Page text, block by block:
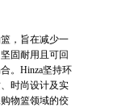
，旨在减少一
固耐用且可回
。Hinza坚持环
时尚设计及实
物篮领域的佼